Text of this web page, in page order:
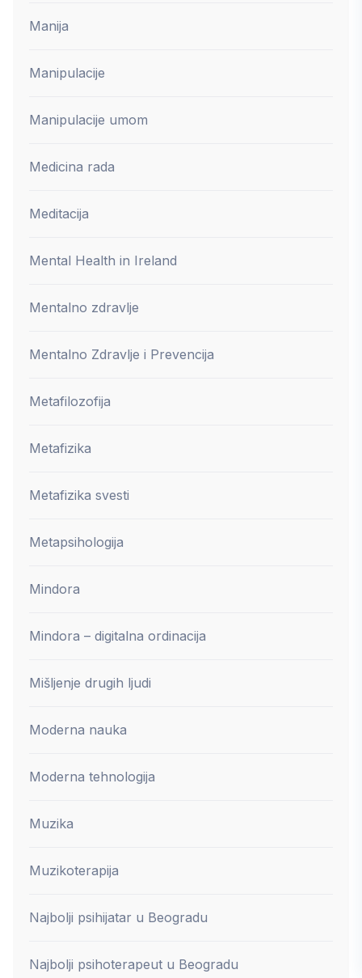
Manija
Manipulacije
Manipulacije umom
Medicina rada
Meditacija
Mental Health in Ireland
Mentalno zdravlje
Mentalno Zdravlje i Prevencija
Metafilozofija
Metafizika
Metafizika svesti
Metapsihologija
Mindora
Mindora – digitalna ordinacija
Mišljenje drugih ljudi
Moderna nauka
Moderna tehnologija
Muzika
Muzikoterapija
Najbolji psihijatar u Beogradu
Najbolji psihoterapeut u Beogradu